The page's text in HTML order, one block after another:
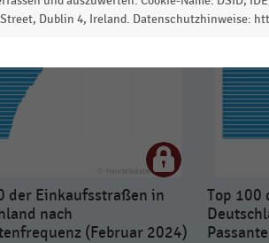
der Einkaufsstraßen in
nach
(Februar 2024)
Top 100
Street, Dublin 4, Ireland. Datenschutzhinweise: